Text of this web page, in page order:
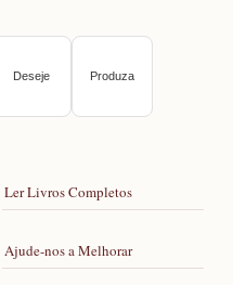
Deseje Produza
Ler Livros Completos
Ajude-nos a Melhorar